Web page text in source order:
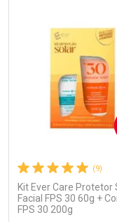
(9)
Kit Ever Care Protetor
Facial FPS 30 60g +
FPS 30 200g